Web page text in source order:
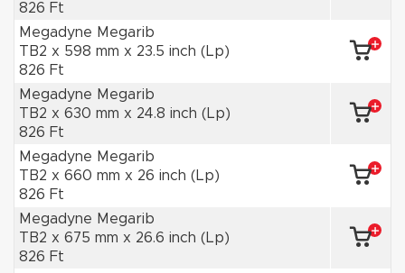
826 Ft
Megadyne Megarib
TB2 x 598 mm x 23.5 inch (Lp)
826 Ft
Megadyne Megarib
TB2 x 630 mm x 24.8 inch (Lp)
826 Ft
Megadyne Megarib
TB2 x 660 mm x 26 inch (Lp)
826 Ft
Megadyne Megarib
TB2 x 675 mm x 26.6 inch (Lp)
826 Ft